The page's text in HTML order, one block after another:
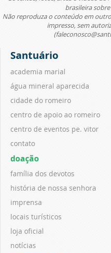
brasileira
Não reproduza o conteúdo em
impresso, sem
Santuário
academia marial
água mineral aparecida
cidade do romeiro
centro de apoio ao romeiro
centro de eventos pe. vitor
contato
doação
família dos devotos
história de nossa senhora
imprensa
locais turísticos
loja oficial
notícias